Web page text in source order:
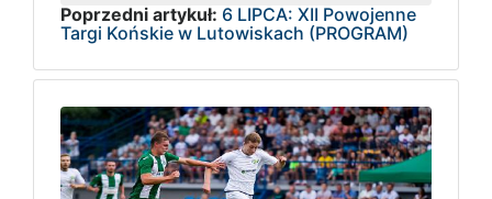
Poprzedni artykuł: 6 LIPCA: XII Powojenne
Targi Końskie w Lutowiskach (PROGRAM)